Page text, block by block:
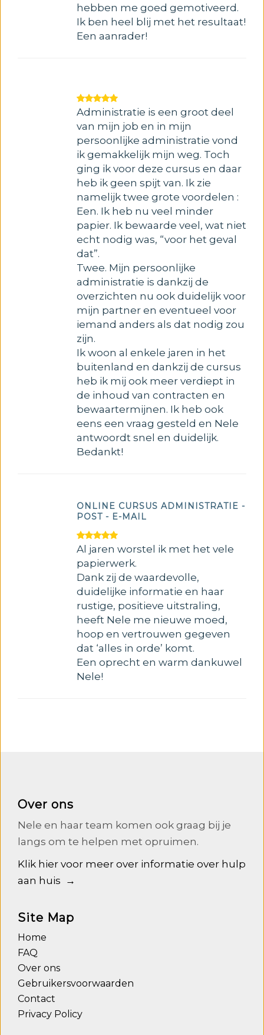
hebben me goed gemotiveerd.
Ik ben heel blij met het resultaat!
Een aanrader!
Administratie is een groot deel
van mijn job en in mijn
persoonlijke administratie vond
ik gemakkelijk mijn weg. Toch
ging ik voor deze cursus en daar
heb ik geen spijt van. Ik zie
namelijk twee grote voordelen :
Een. Ik heb nu veel minder
papier. Ik bewaarde veel, wat niet
echt nodig was, “voor het geval
dat”.
Twee. Mijn persoonlijke
administratie is dankzij de
overzichten nu ook duidelijk voor
mijn partner en eventueel voor
iemand anders als dat nodig zou
zijn.
Ik woon al enkele jaren in het
buitenland en dankzij de cursus
heb ik mij ook meer verdiept in
de inhoud van contracten en
bewaartermijnen. Ik heb ook
eens een vraag gesteld en Nele
antwoordt snel en duidelijk.
Bedankt!
ONLINE CURSUS ADMINISTRATIE -
POST - E-MAIL
Al jaren worstel ik met het vele
papierwerk.
Dank zij de waardevolle,
duidelijke informatie en haar
rustige, positieve uitstraling,
heeft Nele me nieuwe moed,
hoop en vertrouwen gegeven
dat ‘alles in orde’ komt.
Een oprecht en warm dankuwel
Nele!
Over ons
Nele en haar team komen ook graag bij je
langs om te helpen met opruimen.
Klik hier voor meer over informatie over hulp
aan huis →
Site Map
Home
FAQ
Over ons
Gebruikersvoorwaarden
Contact
Privacy Policy